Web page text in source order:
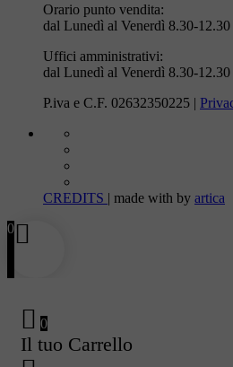
Orario punto vendita:
dal Lunedì al Venerdì 8.30-
Uffici amministrativi:
dal Lunedì al Venerdì 8.30-12.30
P.iva e C.F. 02632350225 |
CREDITS | made with by artica
0
0
Il tuo Carrello